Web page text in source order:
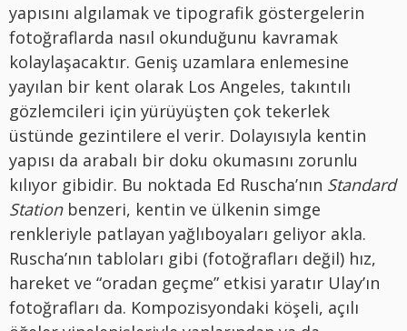
yapısını algılamak ve tipografik göstergelerin
fotoğraflarda nasıl okunduğunu kavramak
kolaylaşacaktır. Geniş uzamlara enlemesine
yayılan bir kent olarak Los Angeles, takıntılı
gözlemcileri için yürüyüşten çok tekerlek
üstünde gezintilere el verir. Dolayısıyla kentin
yapısı da arabalı bir doku okumasını zorunlu
kılıyor gibidir. Bu noktada Ed Ruscha’nın Standard
Stationbenzeri, kentin ve ülkenin simge
renkleriyle patlayan yağlıboyaları geliyor akla.
Ruscha’nın tabloları gibi (fotoğrafları değil) hız,
hareket ve “oradan geçme” etkisi yaratır Ulay’ın
fotoğrafları da. Kompozisyondaki köşeli, açılı